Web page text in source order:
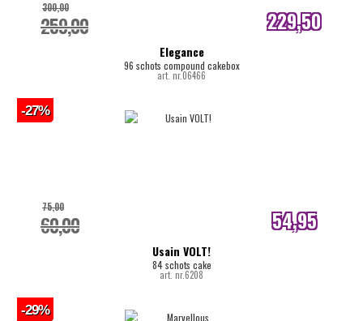
Elegance
96 schots compound cakebox
art. nr.06466
259,00
300,00 229,50
internetprijs
Usain VOLT!
84 schots cake
art. nr.6208
60,00
75,00 54,95
internetprijs
-27%
-29%